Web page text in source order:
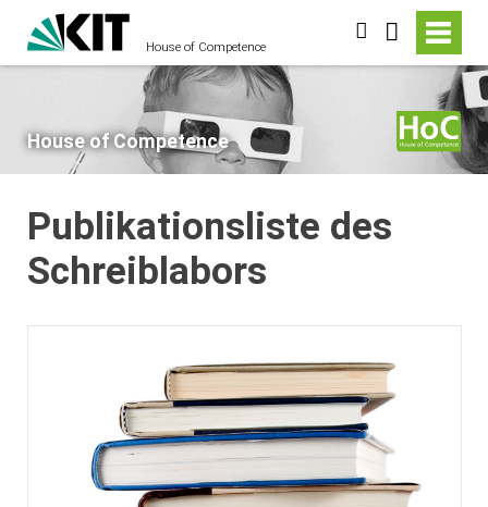
House of Competence
suchen
House of Competence
Publikationsliste des
Schreiblabors